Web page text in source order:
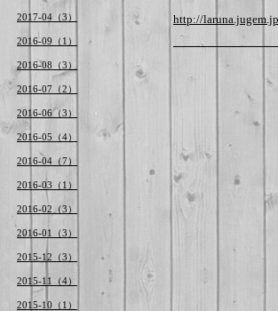
http://
2017-04（3）
2016-09（1）
2016-08（3）
2016-07（2）
2016-06（3）
2016-05（4）
2016-04（7）
2016-03（1）
2016-02（3）
2016-01（3）
2015-12（3）
2015-11（4）
2015-10（1）